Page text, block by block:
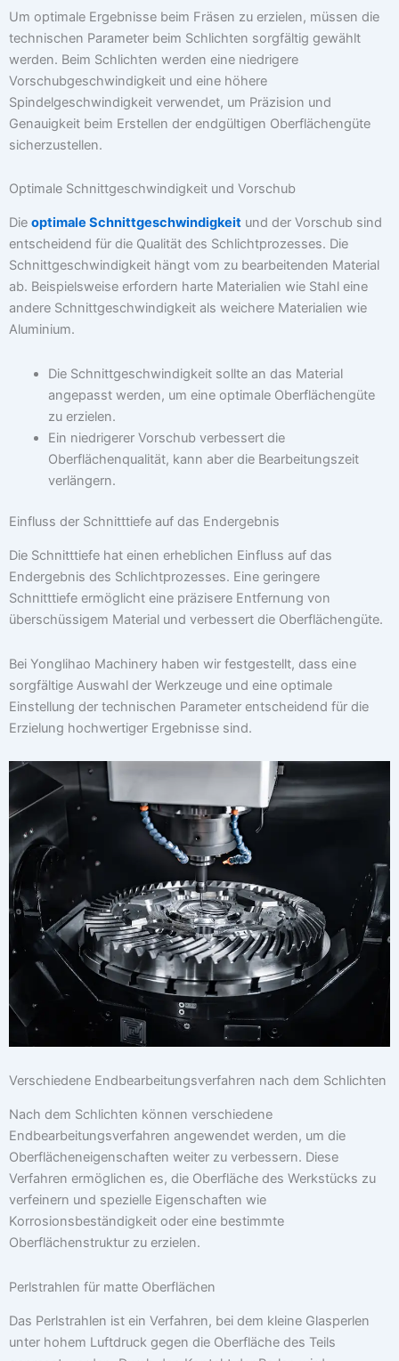
Um optimale Ergebnisse beim Fräsen zu erzielen, müssen die
technischen Parameter beim Schlichten sorgfältig gewählt
werden. Beim Schlichten werden eine niedrigere
Vorschubgeschwindigkeit und eine höhere
Spindelgeschwindigkeit verwendet, um Präzision und
Genauigkeit beim Erstellen der endgültigen Oberflächengüte
sicherzustellen.
Optimale Schnittgeschwindigkeit und Vorschub
Die optimale Schnittgeschwindigkeit und der Vorschub sind
entscheidend für die Qualität des Schlichtprozesses. Die
Schnittgeschwindigkeit hängt vom zu bearbeitenden Material
ab. Beispielsweise erfordern harte Materialien wie Stahl eine
andere Schnittgeschwindigkeit als weichere Materialien wie
Aluminium.
Die Schnittgeschwindigkeit sollte an das Material
angepasst werden, um eine optimale Oberflächengüte
zu erzielen.
Ein niedrigerer Vorschub verbessert die
Oberflächenqualität, kann aber die Bearbeitungszeit
verlängern.
Einfluss der Schnitttiefe auf das Endergebnis
Die Schnitttiefe hat einen erheblichen Einfluss auf das
Endergebnis des Schlichtprozesses. Eine geringere
Schnitttiefe ermöglicht eine präzisere Entfernung von
überschüssigem Material und verbessert die Oberflächengüte.
Bei Yonglihao Machinery haben wir festgestellt, dass eine
sorgfältige Auswahl der Werkzeuge und eine optimale
Einstellung der technischen Parameter entscheidend für die
Erzielung hochwertiger Ergebnisse sind.
Verschiedene Endbearbeitungsverfahren nach dem Schlichten
Nach dem Schlichten können verschiedene
Endbearbeitungsverfahren angewendet werden, um die
Oberflächeneigenschaften weiter zu verbessern. Diese
Verfahren ermöglichen es, die Oberfläche des Werkstücks zu
verfeinern und spezielle Eigenschaften wie
Korrosionsbeständigkeit oder eine bestimmte
Oberflächenstruktur zu erzielen.
Perlstrahlen für matte Oberflächen
Das Perlstrahlen ist ein Verfahren, bei dem kleine Glasperlen
unter hohem Luftdruck gegen die Oberfläche des Teils